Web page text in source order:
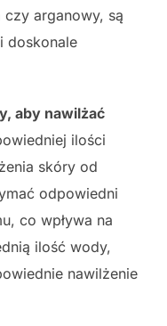
arganowy, są
doskonale
aby nawilżać
ilości
skóry od
odpowiedni
co wpływa na
ilość wody,
nawilżenie